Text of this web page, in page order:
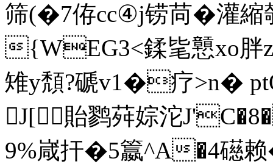
筛(�7侟cc④j铹苘�
{WEG3<鍒毞戅xo胖
雉y頽?磃v1�疗>n�
J[貽鹨荈婃沱
9%嵅扞�5籝^A�4礠